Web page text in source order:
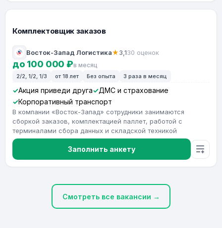
Комплектовщик заказов
Восток-Запад Логистика★3,130 оценок
до 100 000 ₽в месяц
2/2, 1/2, 1/3 от 18 лет Без опыта 3 раза в месяц
Акция приведи друга
ДМС и страхование
Корпоративный транспорт
В компании «Восток-Запад» сотрудники занимаются
сборкой заказов, комплектацией паллет, работой с
терминалами сбора данных и складской техникой
Заполнить анкету
Смотреть все вакансии →